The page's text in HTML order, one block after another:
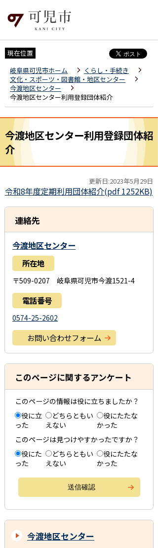
現在位置
岐阜県可児市ホーム
くらし・手続き
文化・スポーツ・図書館・地区センター
今渡地区センター
今渡地区センター利用登録団体紹介
今渡地区センター利用登録団体紹
介
更新日:2023年5月29日
令和8年度定期利用団体紹介(pdf 1252KB)
連絡先
今渡地区センター
所在地
〒509-0207 岐阜県可児市今渡1521-4
電話番号
0574-25-2602
お問い合わせフォーム
このページに関するアンケート
このページの情報は役に立ちましたか？
役に立
った
どちらともい
えない
役にたたな
かった
このページは見つけやすかったですか？
役にた
った
どちらともい
えない
役にたたな
かった
今渡地区センター